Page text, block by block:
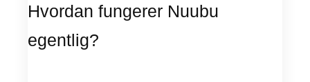
Hvordan fungerer Nuubu
egentlig?